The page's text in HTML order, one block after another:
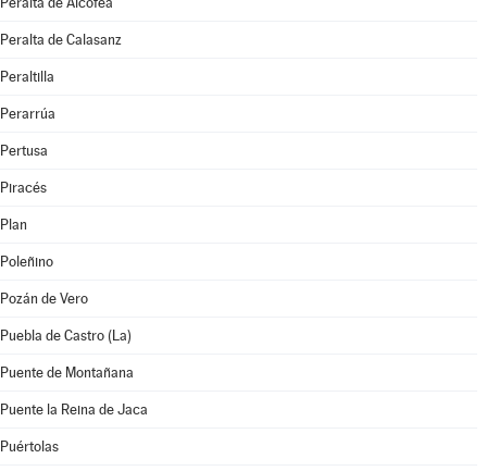
Peralta de Calasanz
Peraltilla
Perarrúa
Pertusa
Piracés
Plan
Poleñino
Pozán de Vero
Puebla de Castro (La)
Puente de Montañana
Puente la Reina de Jaca
Puértolas